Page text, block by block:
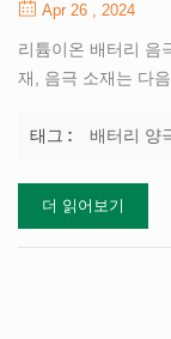
능이 저하됩니다.
Apr 26 , 2024
리튬이온 배터리 음
재, 음극 소재는 다
전압을 만족시키기
이 저렴합니다. 풍
태그 : 배터리 양
더 읽어보기